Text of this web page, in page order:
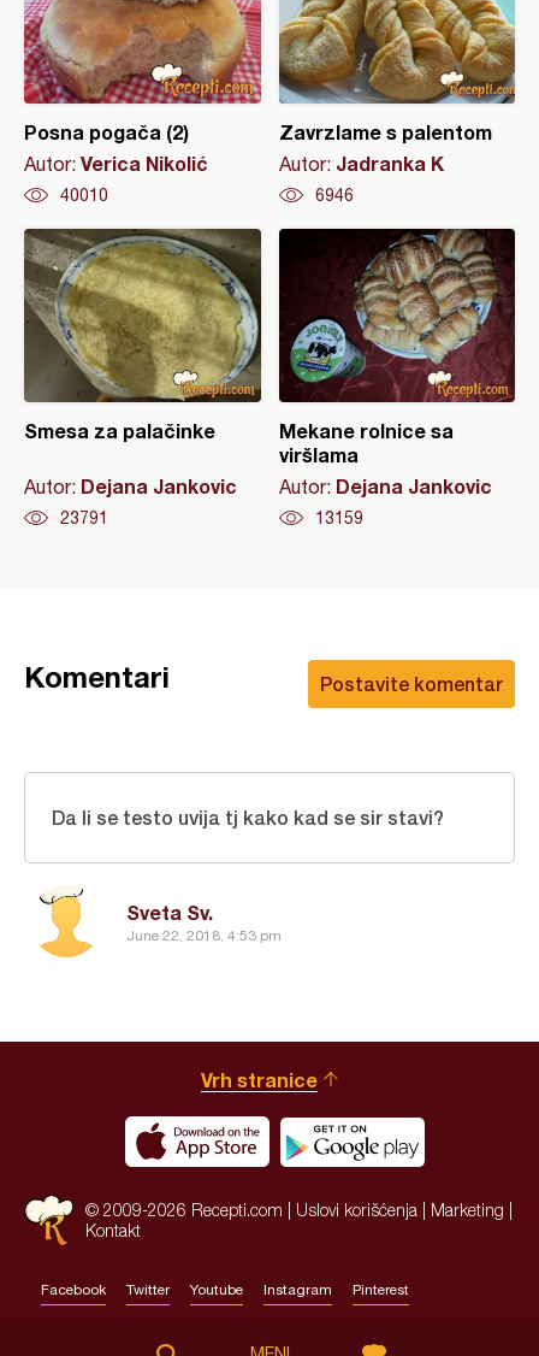
Posna pogača (2)
Autor: Verica Nikolić
40010
Zavrzlame s palentom
Autor: Jadranka K
6946
Smesa za palačinke
Autor: Dejana Jankovic
23791
Mekane rolnice sa
viršlama
Autor: Dejana Jankovic
13159
Postavite komentar
Komentari
Sveta Sv.
June 22, 2018, 4:53 pm
Da li se testo uvija tj kako kad se sir stavi?
Vrh stranice
© 2009-2026 Recepti.com | Uslovi korišćenja Marketing
Kontakt
Facebook Twitter Youtube Instagram Pinterest